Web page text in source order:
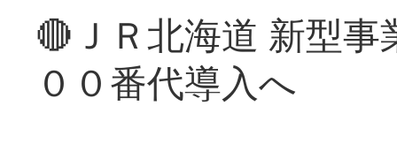
🔴ＪＲ北海道 新型
００番代導入へ